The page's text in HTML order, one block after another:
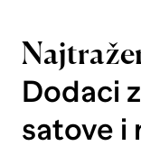
Dodaci
satove i